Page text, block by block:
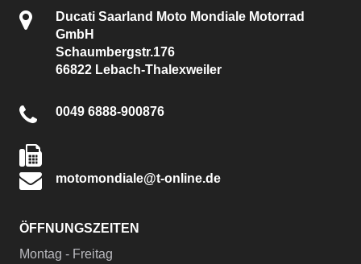
Ducati Saarland Moto Mondiale Motorrad
GmbH
Schaumbergstr.176
66822 Lebach-Thalexweiler
0049 6888-900876
motomondiale@t-online.de
ÖFFNUNGSZEITEN
Montag - Freitag